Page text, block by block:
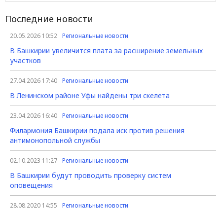
Последние новости
20.05.2026 10:52 Региональные новости
В Башкирии увеличится плата за расширение земельных
участков
27.04.2026 17:40 Региональные новости
В Ленинском районе Уфы найдены три скелета
23.04.2026 16:40 Региональные новости
Филармония Башкирии подала иск против решения
антимонопольной службы
02.10.2023 11:27 Региональные новости
В Башкирии будут проводить проверку систем
оповещения
28.08.2020 14:55 Региональные новости